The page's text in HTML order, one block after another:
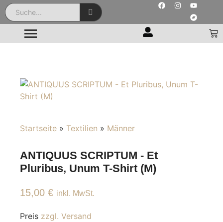
Startseite » Textilien » Männer
ANTIQUUS SCRIPTUM - Et
Pluribus, Unum T-Shirt (M)
15,00 € inkl. MwSt.
Preis zzgl. Versand